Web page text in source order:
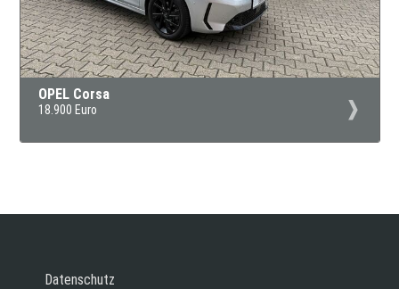
OPEL Corsa
18.900 Euro
Datenschutz